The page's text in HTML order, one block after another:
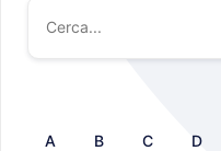
A B C D